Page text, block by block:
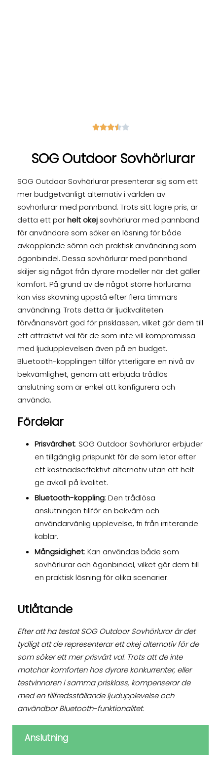

SOG Outdoor Sovhörlurar
SOG Outdoor Sovhörlurar presenterar sig som ett
mer budgetvänligt alternativ i världen av
sovhörlurar med pannband. Trots sitt lägre pris, är
detta ett parhelt okej sovhörlurar med pannband
för användare som söker en lösning för både
avkopplande sömn och praktisk användning som
ögonbindel. Dessa sovhörlurar med pannband
skiljer sig något från dyrare modeller när det gäller
komfort. På grund av de något större hörlurarna
kan viss skavning uppstå efter flera timmars
användning. Trots detta är ljudkvaliteten
förvånansvärt god för prisklassen, vilket gör dem till
ett attraktivt val för de som inte vill kompromissa
med ljudupplevelsen även på en budget.
Bluetooth-kopplingen tillför ytterligare en nivå av
bekvämlighet, genom att erbjuda trådlös
anslutning som är enkel att konfigurera och
använda.
Fördelar
Prisvärdhet: SOG Outdoor Sovhörlurar erbjuder
en tillgänglig prispunkt för de som letar efter
ett kostnadseffektivt alternativ utan att helt
ge avkall på kvalitet.
Bluetooth-koppling: Den trådlösa
anslutningen tillför en bekväm och
användarvänlig upplevelse, fri från irriterande
kablar.
Mångsidighet: Kan användas både som
sovhörlurar och ögonbindel, vilket gör dem till
en praktisk lösning för olika scenarier.
Utlåtande
Efter att ha testat SOG Outdoor Sovhörlurar är det
tydligt att de representerar ett okej alternativ för de
som söker ett mer prisvärt val. Trots att de inte
matchar komforten hos dyrare konkurrenter, eller
testvinnaren i samma prisklass, kompenserar de
med en tillfredsställande ljudupplevelse och
användbar Bluetooth-funktionalitet.
Anslutning